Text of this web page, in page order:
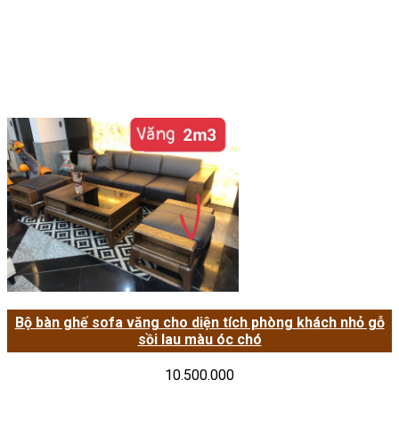
Bộ bàn ghế sofa văng cho diện tích phòng khách nhỏ gỗ
sồi lau màu óc chó
10.500.000